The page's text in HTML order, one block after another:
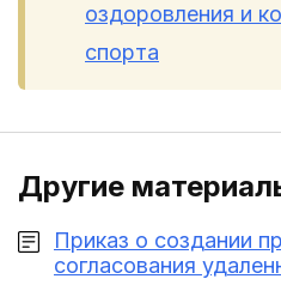
оздоровления и
спорта
Другие
Приказ о создании
согласования